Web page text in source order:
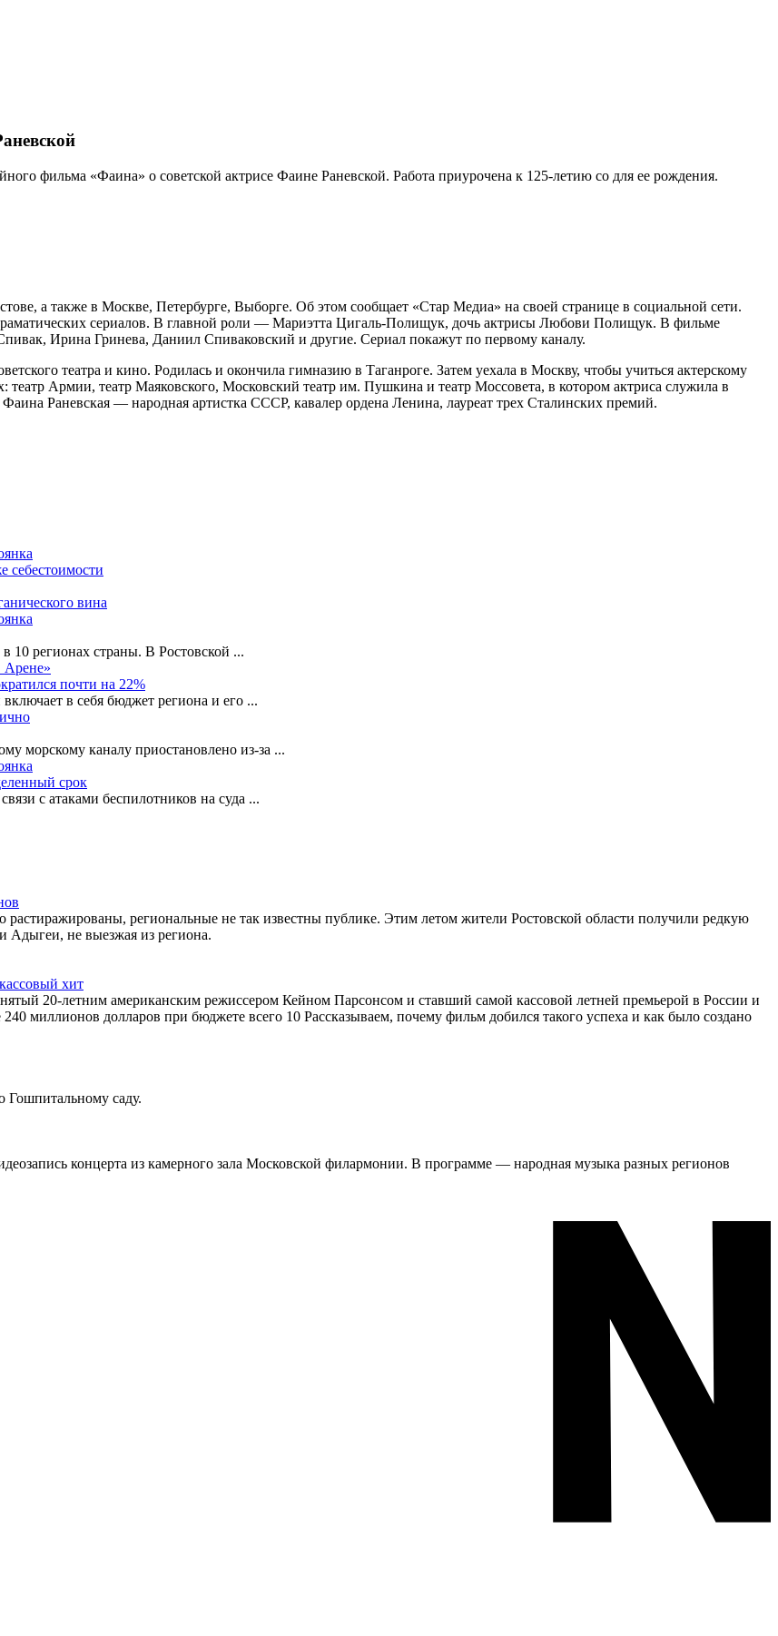
фильма «Фаина» о советской актрисе Фаине Раневской. Работа приурочена к 125-летию со для ее рождения.
а также в Москве, Петербурге, Выборге. Об этом сообщает «Стар Медиа» на своей странице в социальной сети.
сериалов. В главной роли — Мариэтта Цигаль-Полищук, дочь актрисы Любови Полищук. В фильме
Ирина Гринева, Даниил Спиваковский и другие. Сериал покажут по первому каналу.
театра и кино. Родилась и окончила гимназию в Таганроге. Затем уехала в Москву, чтобы учиться актерскому
театр Армии, театр Маяковского, Московский театр им. Пушкина и театр Моссовета, в котором актриса служила в
Раневская — народная артистка СССР, кавалер ордена Ленина, лауреат трех Сталинских премий.
себестоимости
вина
10 регионах страны. В Ростовской ...
Арене»
почти на 22%
в себя бюджет региона и его ...
морскому каналу приостановлено из-за ...
срок
с атаками беспилотников на суда ...
региональные не так известны публике. Этим летом жители Ростовской области получили редкую
Адыгеи, не выезжая из региона.
хит
20-летним американским режиссером Кейном Парсонсом и ставший самой кассовой летней премьерой в России и
миллионов долларов при бюджете всего 10 Рассказываем, почему фильм добился такого успеха и как было создано
Гошпитальному саду.
концерта из камерного зала Московской филармонии. В программе — народная музыка разных регионов